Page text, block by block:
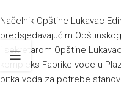
Načelnik Opštine Lukavac
predsjedavajućim
i sekretarom Opštine
kompleks Fabrike vode u
pitka voda za potrebe